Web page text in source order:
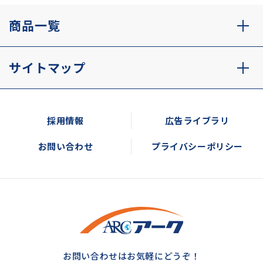
商品一覧
サイトマップ
採用情報 広告ライブラリ
お問い合わせ プライバシーポリシー
お問い合わせはお気軽にどうぞ！